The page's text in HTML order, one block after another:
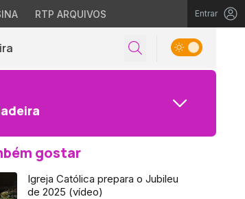
RTP ARQUIVOS Entrar
gostar
Igreja Católica prepara o Jubileu
de 2025 (vídeo)